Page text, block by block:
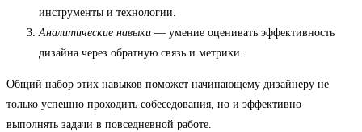
инструменты и технологии.
Аналитические навыки — умение оценивать эффективность
дизайна через обратную связь и метрики.
Общий набор этих навыков поможет начинающему дизайнеру не
только успешно проходить собеседования, но и эффективно
выполнять задачи в повседневной работе.